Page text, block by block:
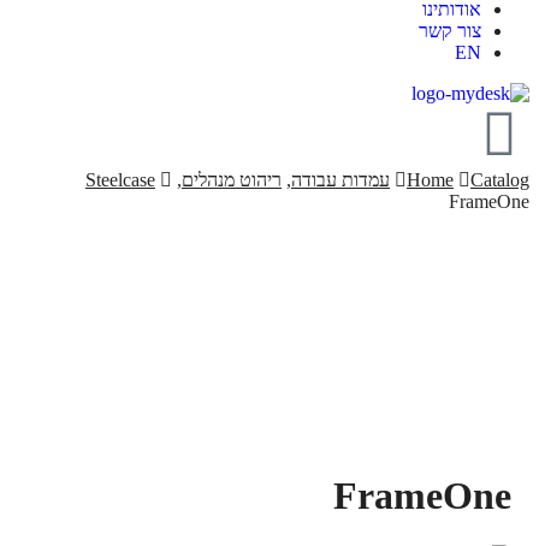
אודותינו
צור קשר
EN
Home Catalog עמדות עבודה, ריהוט מנהלים,
Steelcase
FrameOne
FrameOne